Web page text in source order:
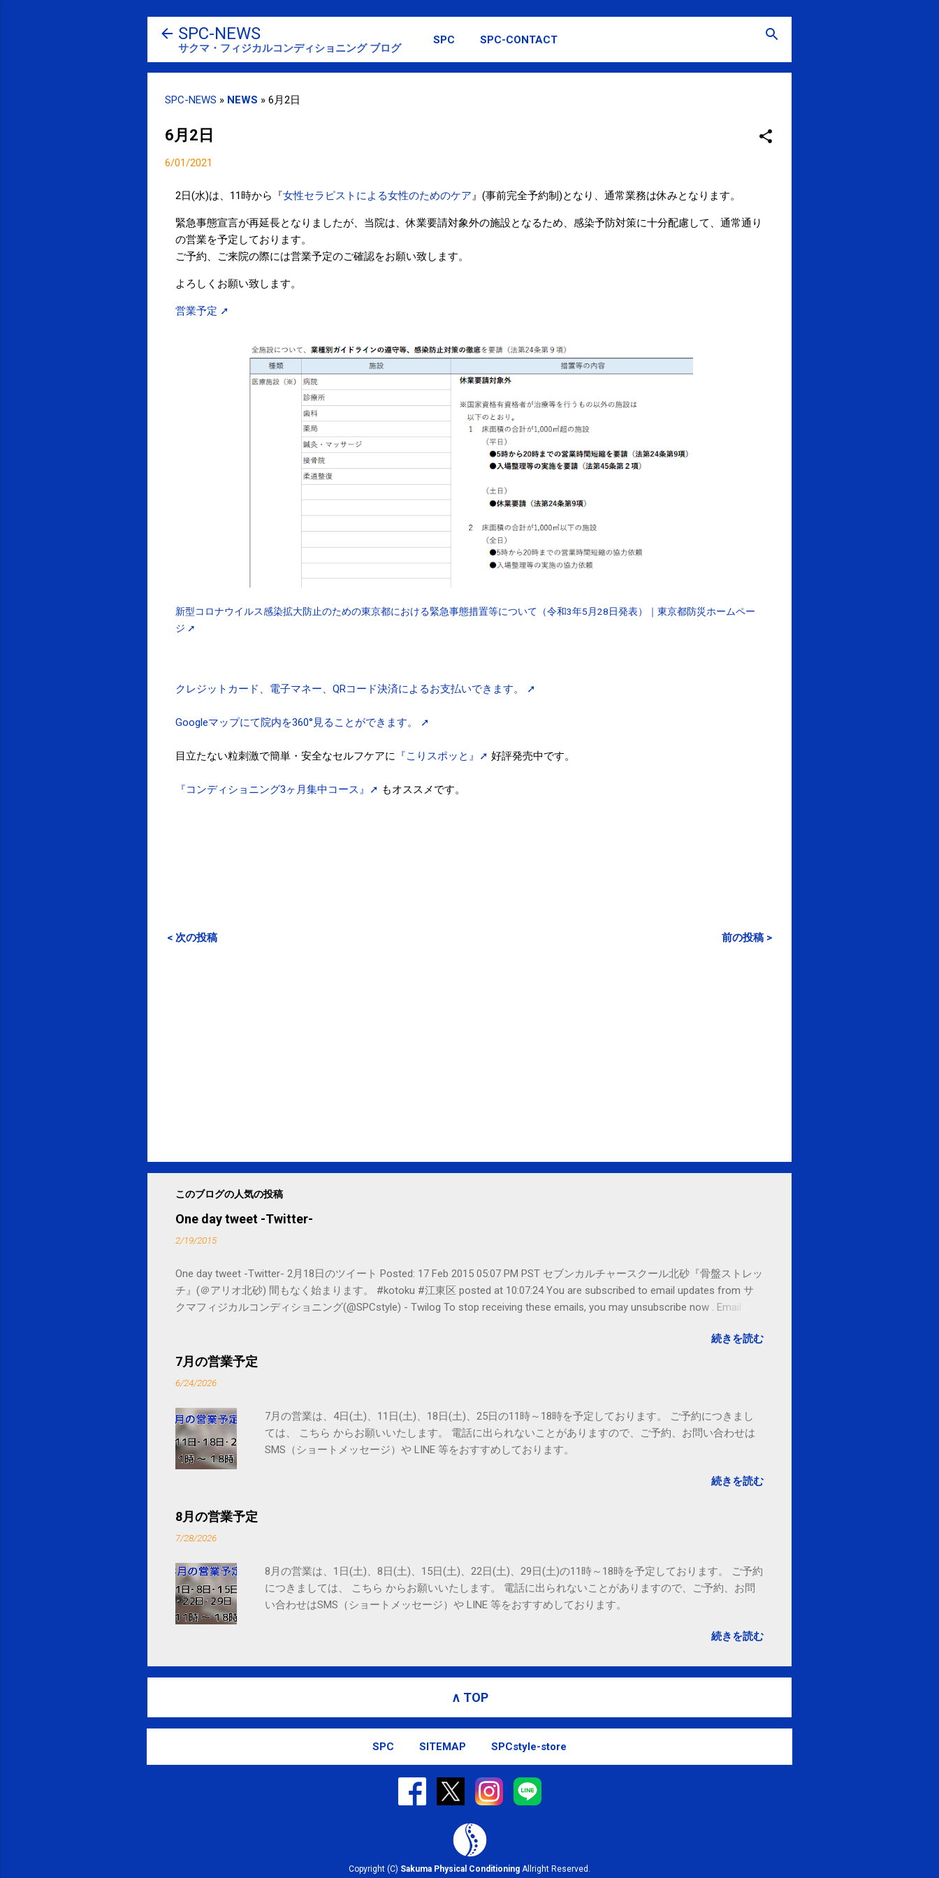
スキップしてメイン コンテンツに移動
SPC-NEWS
サクマ・フィジカルコンディショニング ブログ
SPC SPC-CONTACT
SPC-NEWS » NEWS » 6月2日
6月2日
6/01/2021
2日(水)は、11時から『女性セラピストによる女性のためのケア 』(事前完全予約制)となり、通常業務は休みとなります。
緊急事態宣言が再延長となりましたが、当院は、休業要請対象外の施設となるため、感染予防対策に十分配慮して、通常通り
の営業を予定しております。
ご予約、ご来院の際には営業予定のご確認をお願い致します。
よろしくお願い致します。
営業予定 ➚
新型コロナウイルス感染拡大防止のための東京都における緊急事態措置等について（令和3年5月28日発表）｜東京都防災ホームペー
ジ ➚
クレジットカード、電子マネー、QRコード決済によるお支払いできます。 ➚
Googleマップにて院内を360°見ることができます。 ➚
目立たない粒刺激で簡単・安全なセルフケアに 『こりスポッと』➚ 好評発売中です。
『コンディショニング3ヶ月集中コース』➚ もオススメです。
< 次の投稿 前の投稿 >
このブログの人気の投稿
One day tweet -Twitter-
2/19/2015
One day tweet -Twitter- 2月18日のツイート Posted: 17 Feb 2015 05:07 PM PST セブンカルチャースクール北砂『骨盤ストレッ
チ』(＠アリオ北砂) 間もなく始まります。 #kotoku #江東区 posted at 10:07:24 You are subscribed to email updates from サ
クマフィジカルコンディショニング(@SPCstyle) - Twilog To stop receiving these emails, you may unsubscribe now . Email
続きを読む
7月の営業予定
6/24/2026
7月の営業は、4日(土)、11日(土)、18日(土)、25日の11時～18時を予定しております。 ご予約につきまし
ては、 こちら からお願いいたします。 電話に出られないことがありますので、ご予約、お問い合わせは
SMS（ショートメッセージ）や LINE 等をおすすめしております。
続きを読む
8月の営業予定
7/28/2026
8月の営業は、1日(土)、8日(土)、15日(土)、22日(土)、29日(土)の11時～18時を予定しております。 ご予約
につきましては、 こちら からお願いいたします。 電話に出られないことがありますので、ご予約、お問
い合わせはSMS（ショートメッセージ）や LINE 等をおすすめしております。
続きを読む
∧ TOP
SPC SITEMAP SPCstyle-store
Copyright (C) Sakuma Physical Conditioning Allright Reserved.